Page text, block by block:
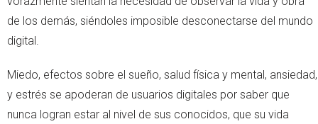
de los demás, siéndoles imposible desconectarse del mundo
digital.
Miedo, efectos sobre el sueño, salud física y mental, ansiedad,
y estrés se apoderan de usuarios digitales por saber que
nunca logran estar al nivel de sus conocidos, que su vida